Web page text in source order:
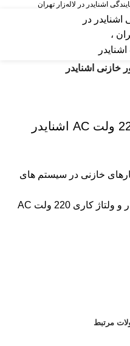
اشنایدر در لاله‌زار تهران
خازنی اشنایدر
خازنی در سیستم های
این کنتاکتور دارای ظرفیت 25 کیلووار و ولتاژ کاری 220 ولت AC
مرتبط